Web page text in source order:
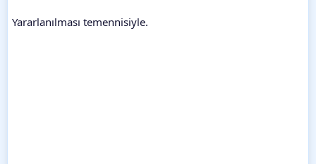
Yararlanılması temennisiyle.